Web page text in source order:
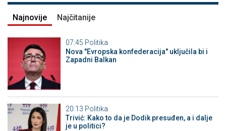
Najnovije Najčitanije
07:45 Politika
Nova "Evropska konfederacija" uključila bi i
Zapadni Balkan
20:13 Politika
Trivić: Kako to da je Dodik presuđen, a i dalje
je u politici?